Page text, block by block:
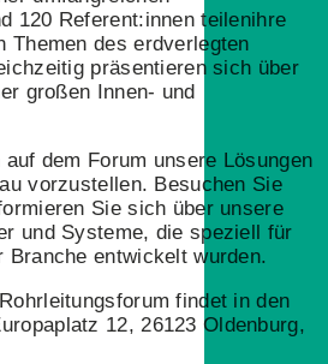
120 Referent:innen teilenihre
Themen des erdverlegten
präsentieren sich über
großen Innen- und
dem Forum unsere Lösungen
vorzustellen. Besuchen Sie
Sie sich über unsere
und Systeme, die speziell für
Branche entwickelt wurden.
findet in den
12, 26123 Oldenburg,